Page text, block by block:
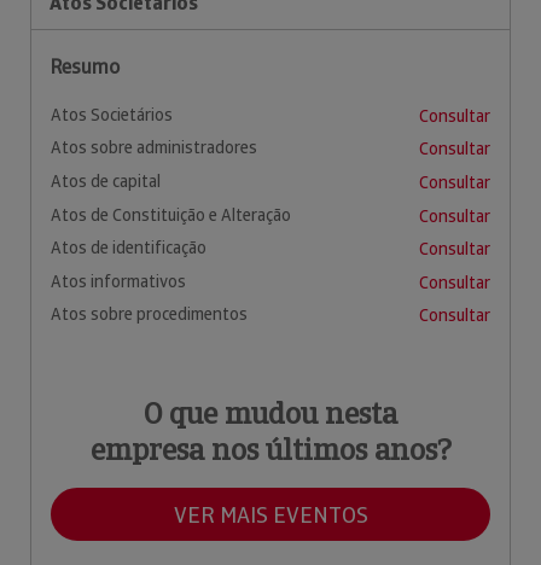
Resumo
Atos Societários
Consultar
Atos sobre administradores
Consultar
Atos de capital
Consultar
Atos de Constituição e Alteração
Consultar
Atos de identificação
Consultar
Atos informativos
Consultar
Atos sobre procedimentos
Consultar
O que mudou nesta
empresa nos últimos anos?
VER MAIS EVENTOS